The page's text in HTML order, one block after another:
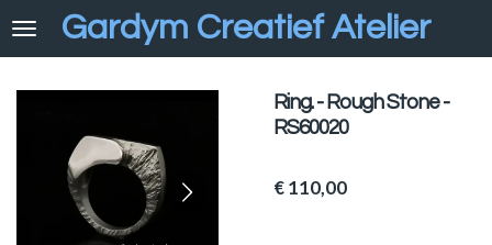
Ga
de
Gardym Creatief Atelier
Ring. - Rough Stone -
RS60020
€ 110,00